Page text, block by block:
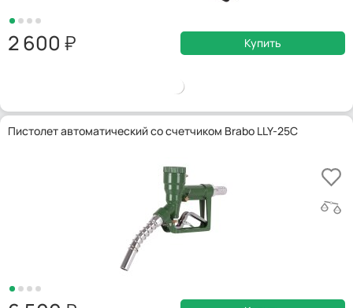
2 600 Купить
Пистолет автоматический со счетчиком Brabo LLY-25C